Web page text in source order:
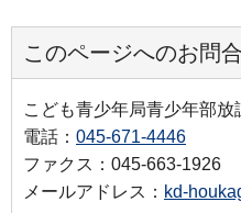
このページへのお問
こども青少年局青少年部放
電話： 045-671-4446
ファクス：045-663-1926
メールアドレス： kd-